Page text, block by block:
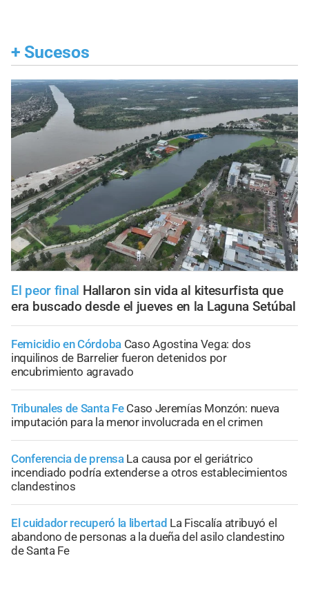
+ Sucesos
El peor final Hallaron sin vida al kitesurfista que
era buscado desde el jueves en la Laguna Setúbal
Femicidio en Córdoba Caso Agostina Vega: dos
inquilinos de Barrelier fueron detenidos por
encubrimiento agravado
Tribunales de Santa Fe Caso Jeremías Monzón: nueva
imputación para la menor involucrada en el crimen
Conferencia de prensa La causa por el geriátrico
incendiado podría extenderse a otros establecimientos
clandestinos
El cuidador recuperó la libertad La Fiscalía atribuyó el
abandono de personas a la dueña del asilo clandestino
de Santa Fe